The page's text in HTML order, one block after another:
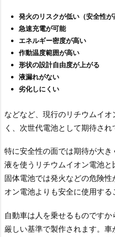
発火のリスクが低い（安全性が
急速充電が可能
エネルギー密度が高い
作動温度範囲が高い
形状の設計自由度が上がる
液漏れがない
劣化しにくい
などなど、現行のリチウムイ
く、次世代電池として期待され
特に安全性の面では期待が大
液を使うリチウムイオン電池
固体電池では発火などの危険
オン電池よりも安全に使用する
自動車は人を乗せるものです
厳しい基準で製作されます。